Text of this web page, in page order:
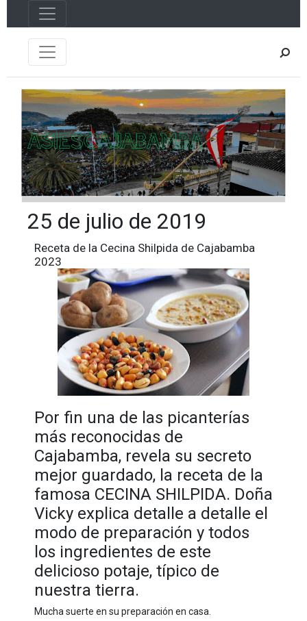
25 de julio de 2019
Receta de la Cecina Shilpida de Cajabamba
2023
Por fin una de las picanterías
más reconocidas de
Cajabamba, revela su secreto
mejor guardado, la receta de la
famosa CECINA SHILPIDA. Doña
Vicky explica detalle a detalle el
modo de preparación y todos
los ingredientes de este
delicioso potaje, típico de
nuestra tierra.
Mucha suerte en su preparación en casa.